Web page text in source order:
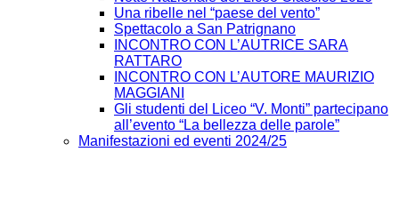
Una ribelle nel “paese del vento”
Spettacolo a San Patrignano
INCONTRO CON L’AUTRICE SARA
RATTARO
INCONTRO CON L’AUTORE MAURIZIO
MAGGIANI
Gli studenti del Liceo “V. Monti” partecipano
all’evento “La bellezza delle parole”
Manifestazioni ed eventi 2024/25